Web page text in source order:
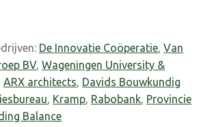
De Innovatie Coöperatie, Van
BV, Wageningen University &
ARX architects, Davids Bouwkundig
, Kramp, Rabobank, Provincie
Balance